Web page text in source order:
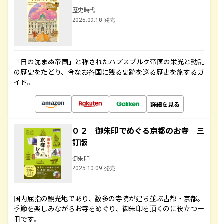
歴史時代
2025.09.18 発売
「日の沈まぬ帝国」と称されたハプスブルク帝国の栄光と動乱
の歴史をたどり、今なお各国に残る史跡を巡る歴史を旅するガ
イド。
詳細を見る
０２ 御朱印でめぐる京都のお寺 三
訂版
御朱印
2025.10.09 発売
国内屈指の観光地であり、数多の寺院が建ち並ぶ古都・京都。
季節を楽しみながらお寺をめぐり、御朱印を頂くのに役立つ一
冊です。